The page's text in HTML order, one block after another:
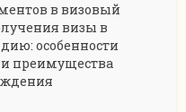
в визовый
визы в
особенности
преимущества